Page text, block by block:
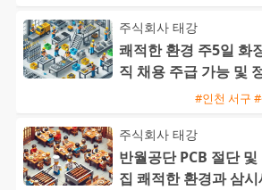
주식회사 태강
쾌적한 환경 주5일 화
직 채용 주급 가능 및
#인천 서구
주식회사 태강
반월공단 PCB 절단
집 쾌적한 환경과 삼